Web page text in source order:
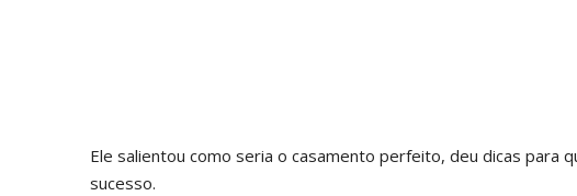
Ele salientou como seria o casamento perfeito, deu dicas para
sucesso.